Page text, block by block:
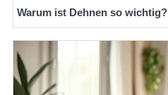
Warum ist Dehnen so wichtig?